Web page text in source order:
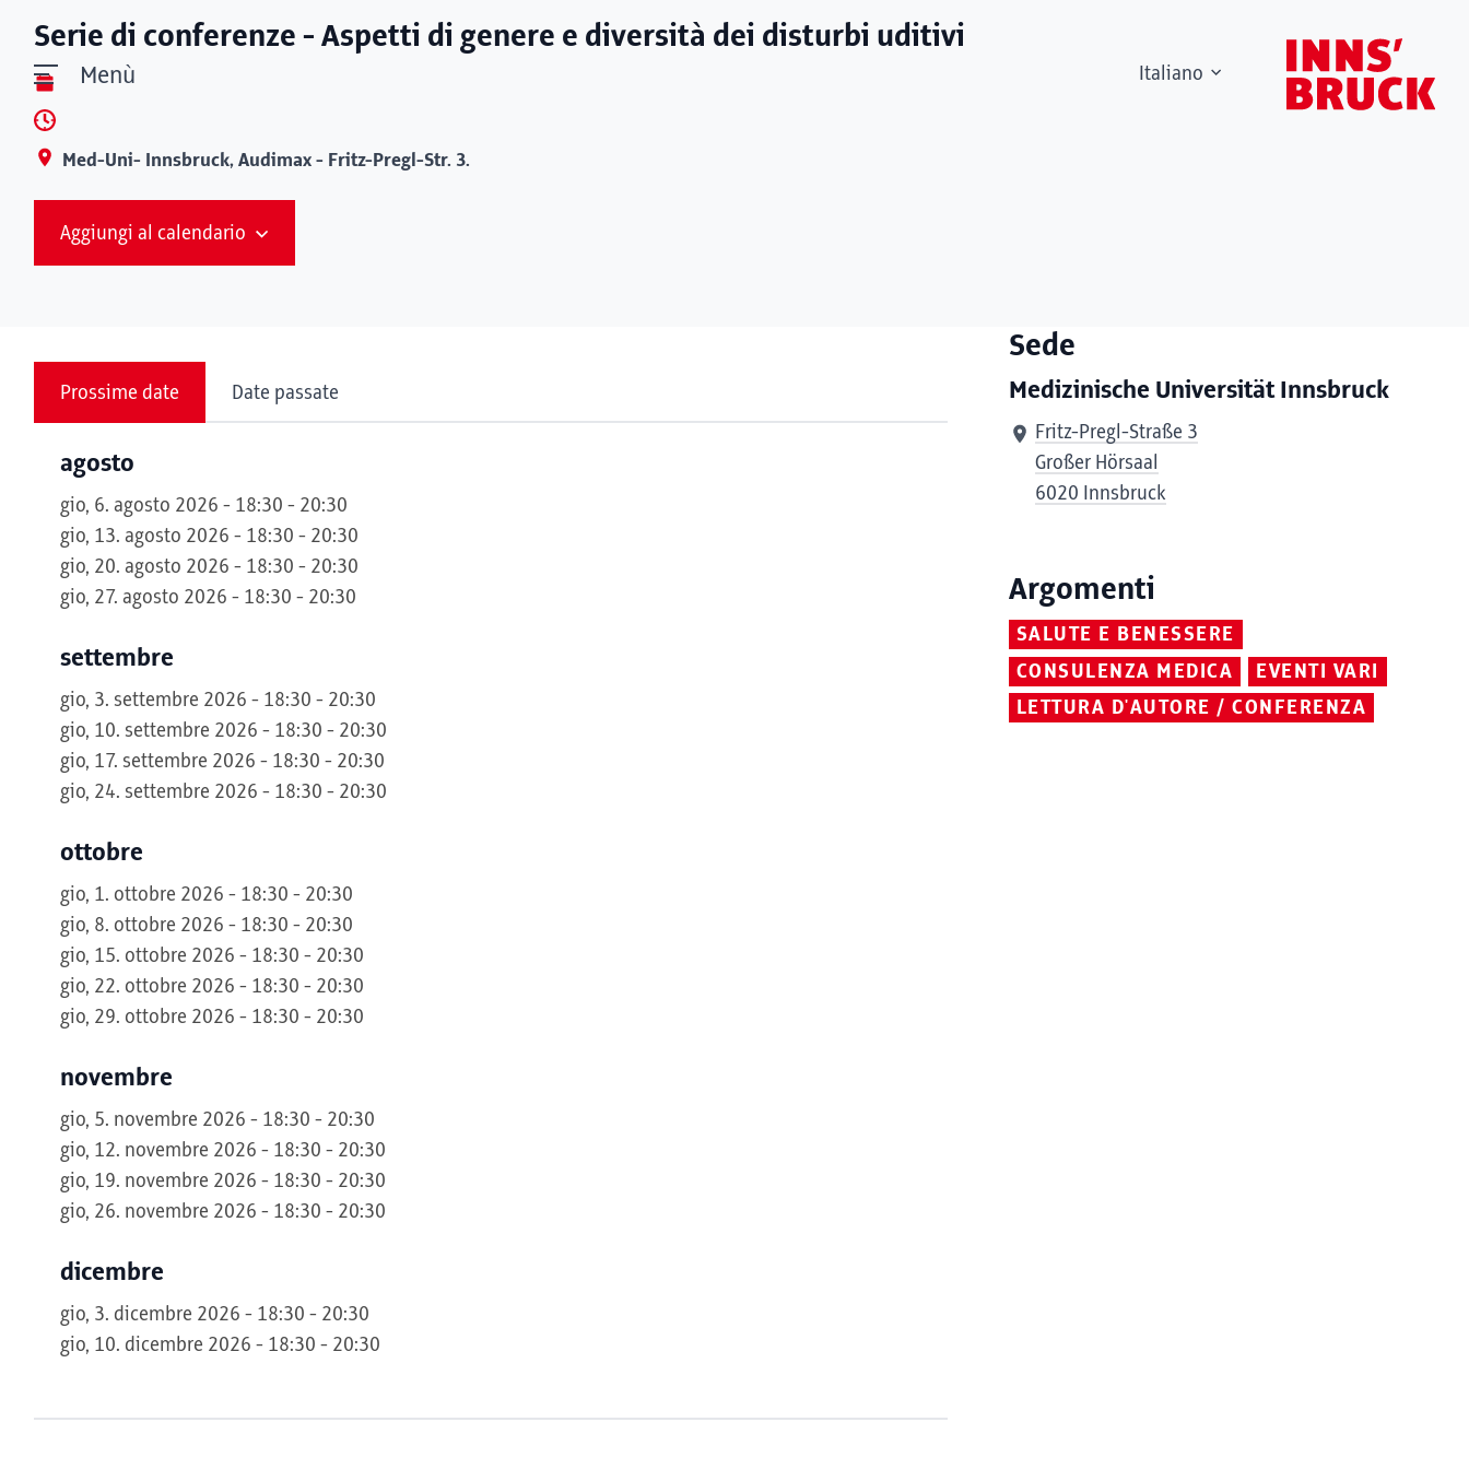
Menù Italiano
Serie di conferenze - Aspetti di genere e diversità dei disturbi uditivi
Med-Uni- Innsbruck, Audimax - Fritz-Pregl-Str. 3.
Aggiungi al calendario
Prossime date Date passate
agosto
gio, 6. agosto 2026 - 18:30 - 20:30
gio, 13. agosto 2026 - 18:30 - 20:30
gio, 20. agosto 2026 - 18:30 - 20:30
gio, 27. agosto 2026 - 18:30 - 20:30
settembre
gio, 3. settembre 2026 - 18:30 - 20:30
gio, 10. settembre 2026 - 18:30 - 20:30
gio, 17. settembre 2026 - 18:30 - 20:30
gio, 24. settembre 2026 - 18:30 - 20:30
ottobre
gio, 1. ottobre 2026 - 18:30 - 20:30
gio, 8. ottobre 2026 - 18:30 - 20:30
gio, 15. ottobre 2026 - 18:30 - 20:30
gio, 22. ottobre 2026 - 18:30 - 20:30
gio, 29. ottobre 2026 - 18:30 - 20:30
novembre
gio, 5. novembre 2026 - 18:30 - 20:30
gio, 12. novembre 2026 - 18:30 - 20:30
gio, 19. novembre 2026 - 18:30 - 20:30
gio, 26. novembre 2026 - 18:30 - 20:30
dicembre
gio, 3. dicembre 2026 - 18:30 - 20:30
gio, 10. dicembre 2026 - 18:30 - 20:30
Sede
Medizinische Universität Innsbruck
Fritz-Pregl-Straße 3
Großer Hörsaal
6020 Innsbruck
Argomenti
SALUTE E BENESSERE
CONSULENZA MEDICA
EVENTI VARI
LETTURA D'AUTORE / CONFERENZA